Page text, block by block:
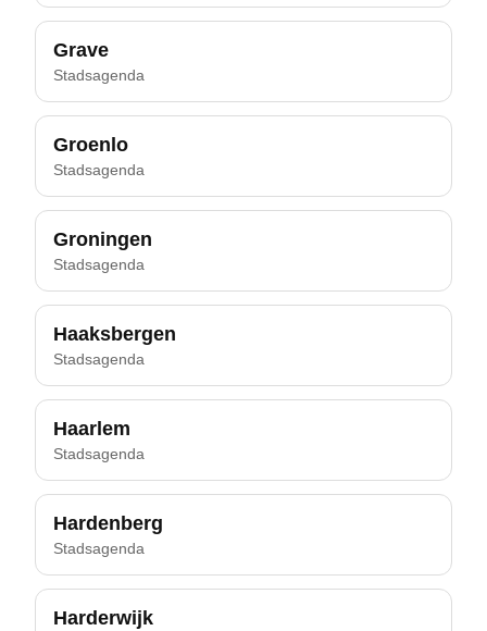
Grave
Stadsagenda
Groenlo
Stadsagenda
Groningen
Stadsagenda
Haaksbergen
Stadsagenda
Haarlem
Stadsagenda
Hardenberg
Stadsagenda
Harderwijk